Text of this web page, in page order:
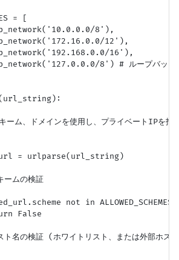
= [
8'),
12'),
16'),
8') # ループバック
ム、ドメインを使用し、プライベートIPを指
= urlparse(url_string)
ムの検証
not in ALLOWED_SCHEMES:
False
名の検証 (ホワイトリスト、または外部ホス